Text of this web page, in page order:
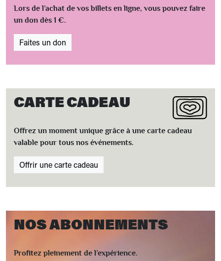
Lors de l’achat de vos billets en ligne, vous pouvez faire
un don dès 1 €.
Faites un don
CARTE CADEAU
Offrez un moment unique grâce à une carte cadeau
valable pour tous nos événements.
Offrir une carte cadeau
NOS ABONNEMENTS
Profitez pleinement de l’expérience.